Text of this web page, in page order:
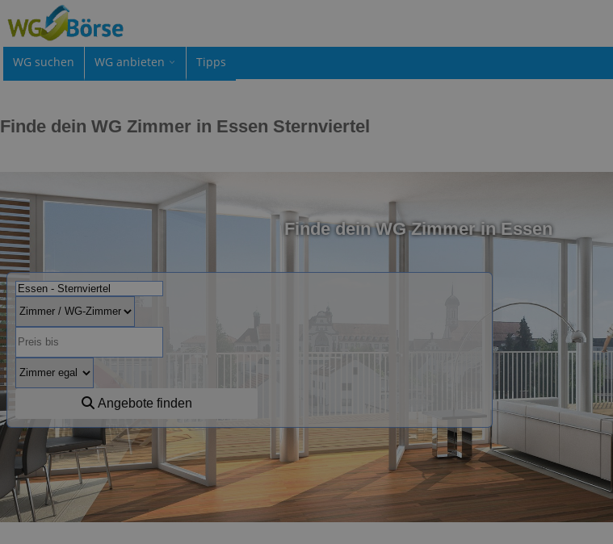
WG suchen WG anbieten Tipps
Finde dein WG Zimmer in Essen Sternviertel
Finde dein WG Zimmer in Essen
Angebote finden